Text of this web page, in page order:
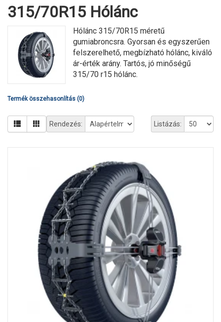
315/70R15 Hólánc
Hólánc 315/70R15 méretű
gumiabroncsra. Gyorsan és egyszerűen
felszerelhető, megbízható hólánc, kiváló
ár-érték arány. Tartós, jó minőségű
315/70 r15 hólánc.
Termék összehasonlítás (0)
Listázás:
Rendezés: